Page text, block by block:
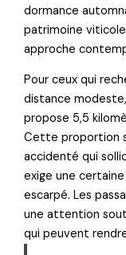
dormance
patrimoine
approche
Pour ceux qui
distance
propose 5,5
Cette proportion
accidenté qui
exige une
escarpé. Les
une attention
qui peuvent